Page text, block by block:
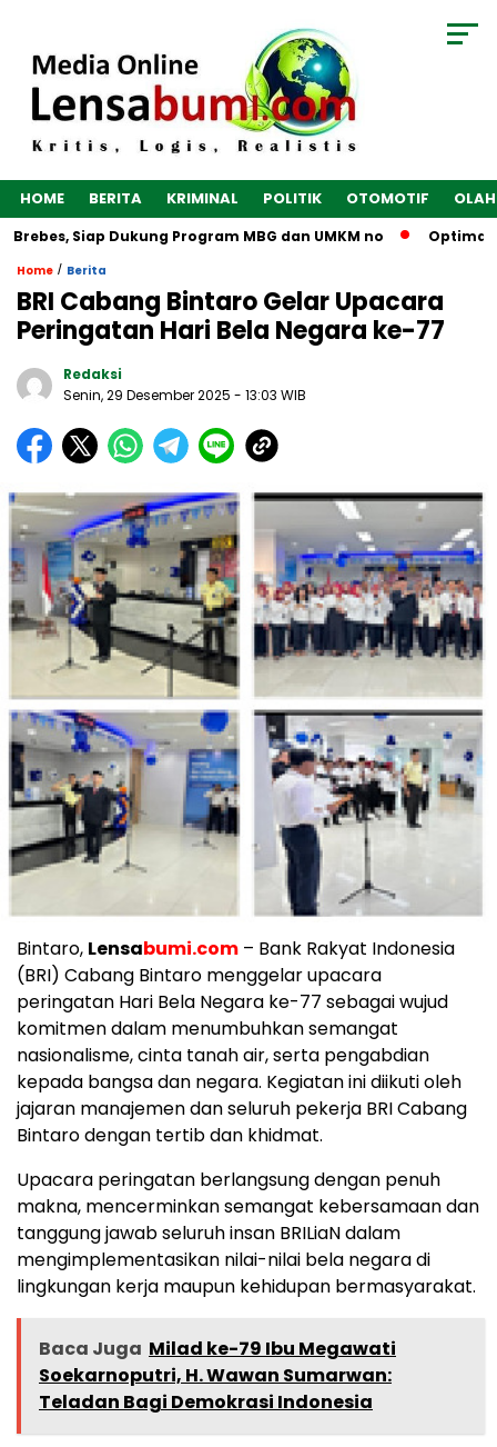
HOME BERITA KRIMINAL POLITIK OTOMOTIF
Siap Dukung Program MBG dan UMKM no Optimalkan
Home / Berita
BRI Cabang Bintaro Gelar Upacara
Peringatan Hari Bela Negara ke-77
Redaksi
Senin, 29 Desember 2025 - 13:03 WIB
Bintaro, Lensabumi.com – Bank Rakyat Indonesia
(BRI) Cabang Bintaro menggelar upacara
peringatan Hari Bela Negara ke-77 sebagai wujud
komitmen dalam menumbuhkan semangat
nasionalisme, cinta tanah air, serta pengabdian
kepada bangsa dan negara. Kegiatan ini diikuti oleh
jajaran manajemen dan seluruh pekerja BRI Cabang
Bintaro dengan tertib dan khidmat.
Upacara peringatan berlangsung dengan penuh
makna, mencerminkan semangat kebersamaan dan
tanggung jawab seluruh insan BRILiaN dalam
mengimplementasikan nilai-nilai bela negara di
lingkungan kerja maupun kehidupan bermasyarakat.
Baca Juga Milad ke-79 Ibu Megawati
Soekarnoputri, H. Wawan Sumarwan:
Teladan Bagi Demokrasi Indonesia